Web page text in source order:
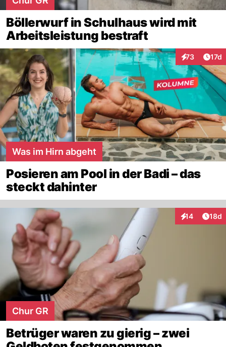
Böllerwurf in Schulhaus wird mit
Arbeitsleistung bestraft
73
Interaktionen
17d
Was im Hirn abgeht
Posieren am Pool in der Badi – das
steckt dahinter
14
Interaktionen
18d
Chur GR
Betrüger waren zu gierig – zwei